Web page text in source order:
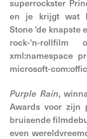
superrockster
en je krijgt wat
Stone 'de knapste
rock-'n-rollfilm
xml:namespace
microsoft-
Purple Rain,
Awards voor zijn
bruisende
even